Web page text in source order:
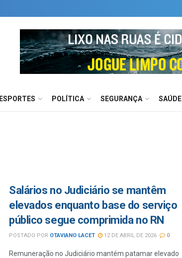
ESPORTES POLÍTICA SEGURANÇA SAÚDE
Salários no Judiciário se mantêm
elevados enquanto base do serviço
público segue comprimida no RN
POSTADO POR OTAVIANO LACET 12 DE ABRIL DE 2026 0
Remuneração no Judiciário mantém patamar elevado